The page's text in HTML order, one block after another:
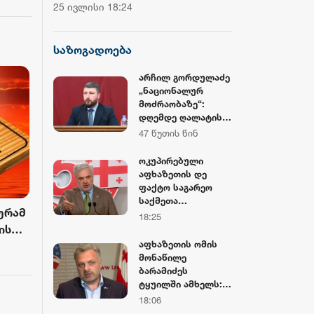
25 ივლისი 18:24
საზოგადოება
არჩილ გორდულაძე
„ნაციონალურ
მოძრაობაზე“:
დღემდე ღალატის
გზას ადგანან,
მნიშვნელოვანია,
რომ
საკონსტიტუციო
სასამართლოში
დროულად
მათი
მოღალატეობრივი
ნაბიჯები ერთხელ
და სამუდამოდ
სამართლებრივად
47 წუთის წინ
ოკუპირებული
აფხაზეთის დე
ფაქტო საგარეო
საქმეთა
სამინისტრო:
ზემოქმედების
მცდელობას
ქართველი
საზოგადოებისა და
ელიტის იმ
18:25
აფხაზეთის ომის
მონაწილე
ბარამიძეს
ტყუილში ამხელს:
ქუთაისის
18:06